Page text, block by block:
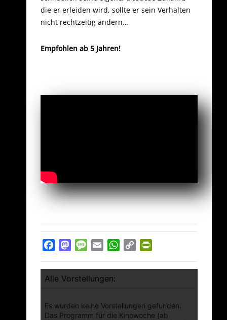
die er erleiden wird, sollte er sein Verhalten
nicht rechtzeitig ändern…
Empfohlen ab 5 Jahren!
FacebookMastodon
Message
Email WhatsApp
Copy